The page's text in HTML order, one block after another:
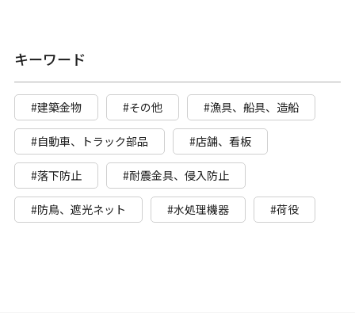
キーワード
#建築金物 #その他 #漁具、船具、造船
#自動車、トラック部品 #店舗、看板
#落下防止 #耐震金具、侵入防止
#防鳥、遮光ネット #水処理機器 #荷役